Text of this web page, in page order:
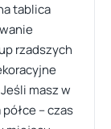
tablica
rzadszych
masz w
– czas